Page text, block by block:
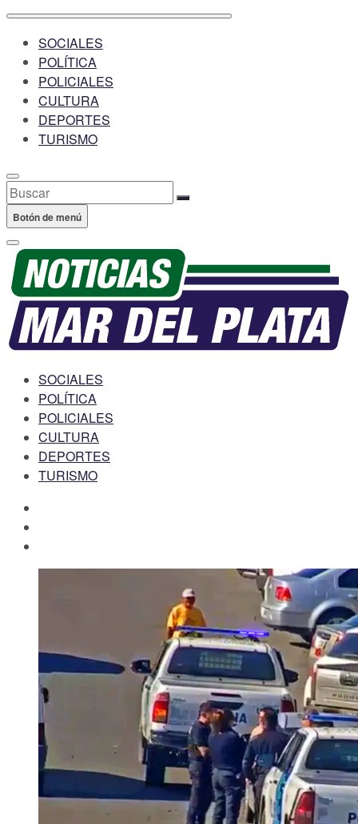
SOCIALES
POLÍTICA
POLICIALES
CULTURA
DEPORTES
TURISMO
Buscar
Botón de menú
SOCIALES
POLÍTICA
POLICIALES
CULTURA
DEPORTES
TURISMO